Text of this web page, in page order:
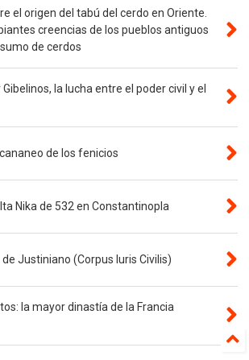
el origen del tabú del cerdo en Oriente.
creencias de los pueblos antiguos
de cerdos
Gibelinos, la lucha entre el poder civil y el
de los fenicios
Nika de 532 en Constantinopla
de Justiniano (Corpus Iuris Civilis)
la mayor dinastía de la Francia